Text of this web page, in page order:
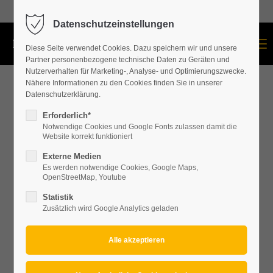
Datenschutzeinstellungen
Diese Seite verwendet Cookies. Dazu speichern wir und unsere
Partner personenbezogene technische Daten zu Geräten und
Nutzerverhalten für Marketing-, Analyse- und Optimierungszwecke.
Nähere Informationen zu den Cookies finden Sie in unserer
Datenschutzerklärung.
Erforderlich*
Notwendige Cookies und Google Fonts zulassen damit die
Website korrekt funktioniert
Externe Medien
Es werden notwendige Cookies, Google Maps,
OpenStreetMap, Youtube
Statistik
Zusätzlich wird Google Analytics geladen